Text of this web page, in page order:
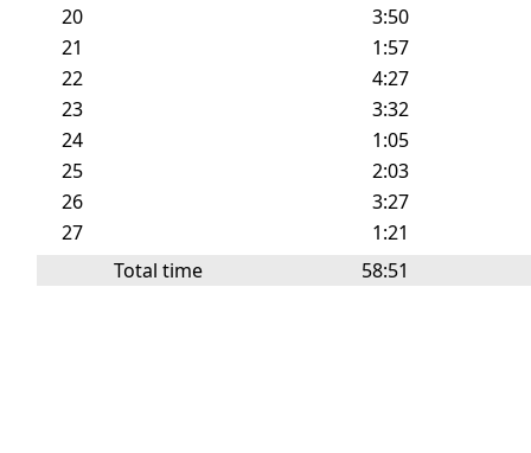
20
3:50
21
1:57
22
4:27
23
3:32
24
1:05
25
2:03
26
3:27
27
1:21
Total time
58:51